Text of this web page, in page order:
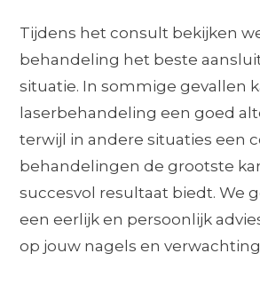
Tijdens het consult bekijken
behandeling het beste
situatie. In sommige gevallen
laserbehandeling een goed
terwijl in andere situaties een
behandelingen de grootste
succesvol resultaat biedt. We
een eerlijk en persoonlijk
op jouw nagels en